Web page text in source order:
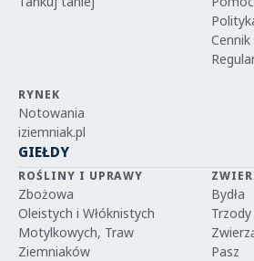
Cennik
RYNEK
Notowania
iziemniak.pl
GIEŁDY
ROŚLINY I UPRAWY
Zbożowa
Oleistych i Włóknistych
Motylkowych, Traw
Ziemniaków
Bydła
Trzody
Pasz